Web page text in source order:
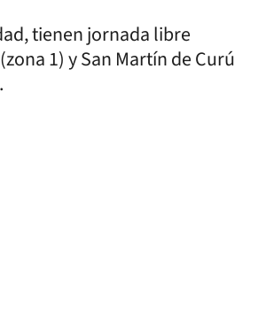
tienen jornada libre
1) y San Martín de Curú